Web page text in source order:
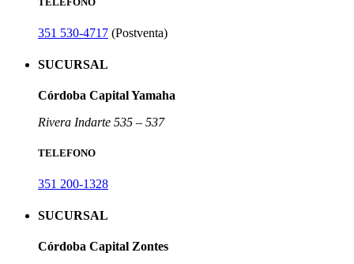
351 530-4717 (Postventa)
SUCURSAL
Córdoba Capital Yamaha
Rivera Indarte 535 – 537
TELEFONO
351 200-1328
SUCURSAL
Córdoba Capital Zontes